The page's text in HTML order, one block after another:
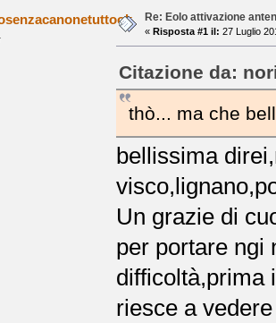
Re: Eolo attivazione
« Risposta #1 il: 27 Luglio
Citazione da:
thò... ma che
bellissima
Un grazie di
per portare ngi
difficoltà,prima
riesce a